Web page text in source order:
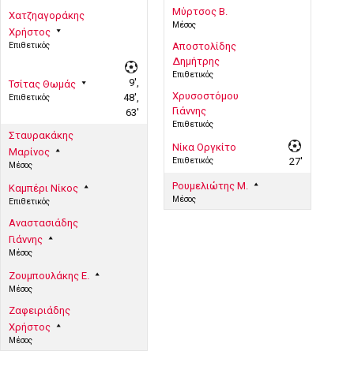
Χατζηαγοράκης
Χρήστος
Επιθετικός
Τσίτας Θωμάς
Επιθετικός
9',
48',
63'
Σταυρακάκης
Μαρίνος
Μέσος
Καμπέρι Νίκος
Επιθετικός
Αναστασιάδης
Γιάννης
Μέσος
Ζουμπουλάκης Ε.
Μέσος
Ζαφειριάδης
Χρήστος
Μέσος
Μύρτσος Β.
Μέσος
Αποστολίδης
Δημήτρης
Επιθετικός
Χρυσοστόμου
Γιάννης
Επιθετικός
Νίκα Οργκίτο
Επιθετικός 27'
Ρουμελιώτης Μ.
Μέσος